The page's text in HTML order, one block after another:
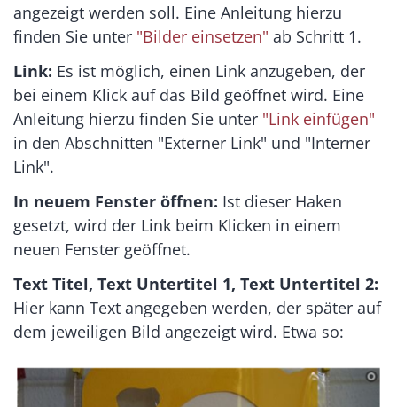
angezeigt werden soll. Eine Anleitung hierzu
finden Sie unter "Bilder einsetzen" ab Schritt 1.
Link: Es ist möglich, einen Link anzugeben, der
bei einem Klick auf das Bild geöffnet wird. Eine
Anleitung hierzu finden Sie unter "Link einfügen"
in den Abschnitten "Externer Link" und "Interner
Link".
In neuem Fenster öffnen: Ist dieser Haken
gesetzt, wird der Link beim Klicken in einem
neuen Fenster geöffnet.
Text Titel, Text Untertitel 1, Text Untertitel 2:
Hier kann Text angegeben werden, der später auf
dem jeweiligen Bild angezeigt wird. Etwa so: